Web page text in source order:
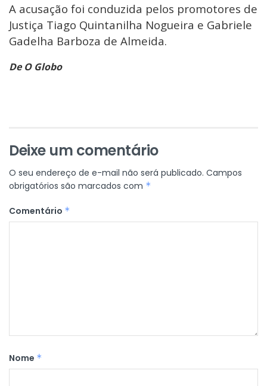
A acusação foi conduzida pelos promotores de
Justiça Tiago Quintanilha Nogueira e Gabriele
Gadelha Barboza de Almeida.
De O Globo
Deixe um comentário
O seu endereço de e-mail não será publicado. Campos
obrigatórios são marcados com *
Comentário *
Nome *